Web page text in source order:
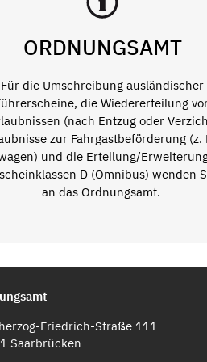
ORDNUNGSAMT
Für die Umschreibung ausländischer
die Wiedererteilung
(nach Entzug oder
zur Fahrgastbeförderung (z.
und die Erteilung/
D (Omnibus) wenden
an das Ordnungsamt.
Friedrich-Straße 111
Saarbrücken